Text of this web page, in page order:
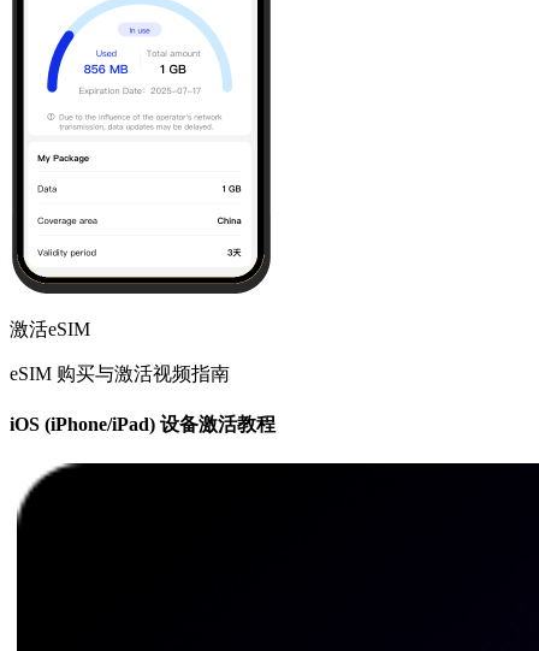
激活eSIM
eSIM 购买与激活视频指南
iOS (iPhone/iPad) 设备激活教程